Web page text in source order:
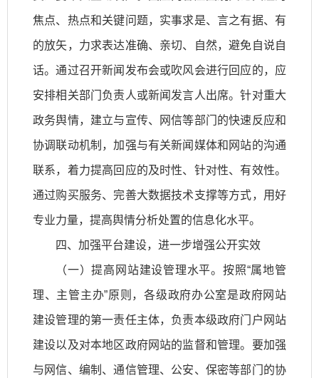
焦点、热点和关键问题，实事求是、言之有据、有
的放矢，力求表达准确、亲切、自然，避免自说自
话。通过召开新闻发布会或吹风会进行回应的，应
安排相关部门负责人或新闻发言人出席。针对重大
政务舆情，建立与宣传、网信等部门的快速反应和
协调联动机制，加强与有关新闻媒体和网站的沟通
联系，着力提高回应的及时性、针对性、有效性。
通过购买服务、完善大数据技术支撑等方式，用好
专业力量，提高舆情分析处置的信息化水平。
四、加强平台建设，进一步增强公开实效
（一）提高网站建设管理水平。按照“属地管
理、主管主办”原则，各级政府办公室是政府网站
建设管理的第一责任主体，负责本级政府门户网站
建设以及对本地区政府网站的监督和管理。要加强
与网信、编制、通信管理、公安、保密等部门的协